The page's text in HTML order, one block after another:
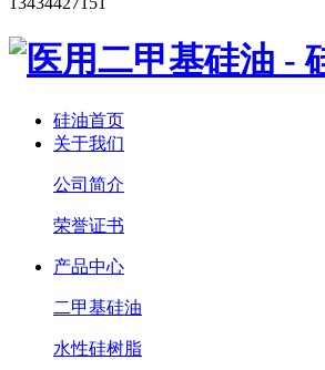
硅油首页
关于我们
公司简介
荣誉证书
产品中心
二甲基硅油
水性硅树脂